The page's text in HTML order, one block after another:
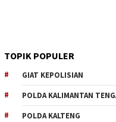
TOPIK POPULER
GIAT KEPOLISIAN
POLDA KALIMANTAN
POLDA KALTENG